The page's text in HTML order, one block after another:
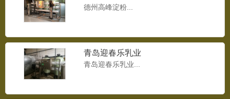
德州高峰淀粉...
青岛迎春乐乳业
青岛迎春乐乳业...